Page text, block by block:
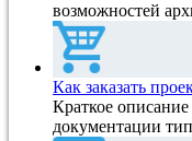
возможностей
Как заказать
Краткое
документации